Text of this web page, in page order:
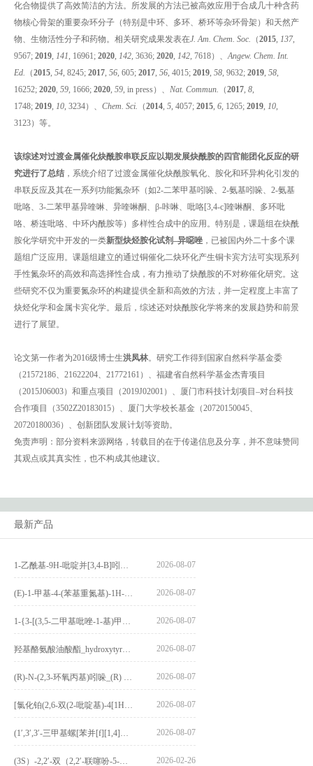
化合物提供了高效简洁的方法。所发展的方法已被高效应用于合成几十种含药
物核心骨架的重要杂环分子（特别是中环、多环、桥环等杂环骨架）和天然产
物、生物活性分子和药物。相关研究成果发表在J. Am. Chem. Soc. （2015, 137,
9567; 2019, 141, 16961; 2020, 142, 3636; 2020, 142, 7618）、Angew. Chem. Int.
Ed. （2015, 54, 8245; 2017, 56, 605; 2017, 56, 4015; 2019, 58, 9632; 2019, 58,
16252; 2020, 59, 1666; 2020, 59, in press）、 Nat. Commun. （2017, 8,
1748; 2019, 10, 3234）、 Chem. Sci. （2014, 5, 4057; 2015, 6, 1265; 2019, 10,
3123）等。
该综述对过渡金属催化炔酰胺串联反应以期发展炔酰胺的四官能团化反应的研
究进行了总结 ，系统介绍了过渡金属催化炔酰胺氧化、胺化和环异构化引发的
串联反应及其在一系列功能氮杂环（如2-二苯甲基吲哚、2-氨基吲哚、2-氨基
吡咯、3-二苯甲基异喹啉、异喹啉酮、β-咔啉、吡咯[3,4-c]喹啉酮、多环吡
咯、桥连吡咯、中环内酰胺等）多样性合成中的应用。特别是，课题组在炔酰
胺化学研究中开发的一类新型炔烃胺化试剂–异噁唑 ，已被国内外二十多个课
题组广泛应用。课题组建立的通过铜催化二炔环化产生铜卡宾方法可实现系列
手性氮杂环的高效和高选择性合成，有力推动了炔酰胺的不对称催化研究。这
些研究不仅为重要氮杂环的构建提供全新和高效的方法，并一定程度上丰富了
炔烃化学和金属卡宾化学。最后，综述还对炔酰胺化学将来的发展趋势和前景
进行了展望。
论文第一作者为2016级博士生洪凤林。研究工作得到国家自然科学基金委
（21572186、21622204、21772161）、福建省自然科学基金杰青项目
（2015J06003）和重点项目（2019J02001）、厦门市科技计划项目–对台科技
合作项目（3502Z20183015）、厦门大学校长基金（20720150045、
20720180036）、创新团队发展计划等资助。
免责声明：部分资料来源网络，转载目的在于传递信息及分享，并不意味赞同
其观点或其真实性，也不构成其他建议。
最新产品
2026-08-07
2026-08-07
2026-08-07
2026-08-07
2026-08-07
2026-08-07
2026-08-07
2026-02-26